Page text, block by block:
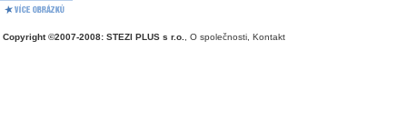
Copyright ©2007-2008: STEZI PLUS s r.o. O společnosti Kontakt